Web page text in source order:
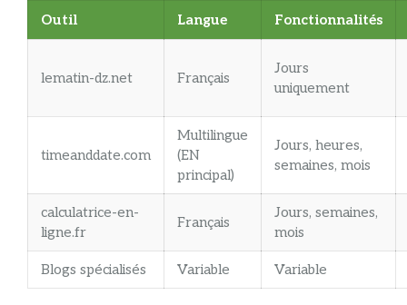
Outil Langue Fonctionnalités
lematin-dz.net Français
Jours
uniquement
timeanddate.com
Multilingue
(EN
principal)
Jours, heures,
semaines, mois
calculatrice-en-
ligne.fr
Français
Jours, semaines,
mois
Blogs spécialisés Variable Variable